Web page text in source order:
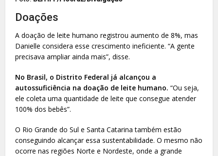
Doações
A doação de leite humano registrou aumento de 8%, mas
Danielle considera esse crescimento ineficiente. “A gente
precisava ampliar ainda mais”, disse.
No Brasil, o Distrito Federal já alcançou a
autossuficiência na doação de leite humano. “Ou seja,
ele coleta uma quantidade de leite que consegue atender
100% dos bebês”.
O Rio Grande do Sul e Santa Catarina também estão
conseguindo alcançar essa sustentabilidade. O mesmo não
ocorre nas regiões Norte e Nordeste, onde a grande